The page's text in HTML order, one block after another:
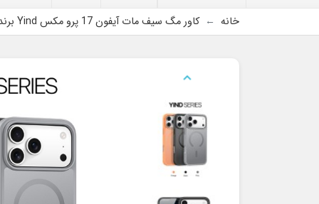
خانه کاور مگ سیف مات آیفون 17 پرو مکس Yind برند Dux Ducis
